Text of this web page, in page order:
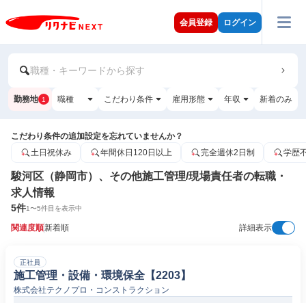
会員登録 ログイン
職種・キーワードから探す
勤務地 1 職種 こだわり条件 雇用形態 年収 新着のみ
こだわり条件の追加設定を忘れていませんか？
土日祝休み
年間休日120日以上 完全週休2日制 学歴
駿河区（静岡市）、その他施工管理/現場責任者の転職・
求人情報
5件1〜5件目を表示中
関連度順新着順 詳細表示
正社員
施工管理・設備・環境保全【2203】
株式会社テクノプロ・コンストラクション